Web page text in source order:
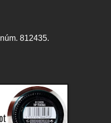
núm. 812435.